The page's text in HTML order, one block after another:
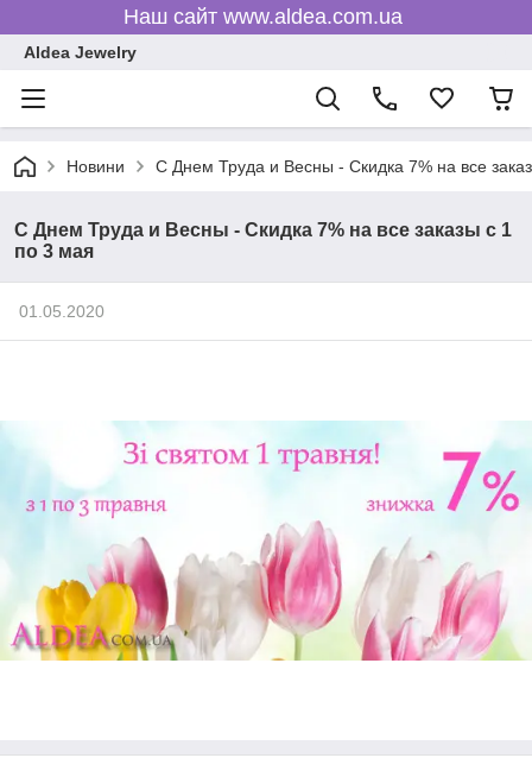
Наш сайт www.aldea.com.ua
Aldea Jewelry
Новини С Днем Труда и Весны - Скидка 7% на все
С Днем Труда и Весны - Скидка 7% на все заказы с 1
по 3 мая
01.05.2020